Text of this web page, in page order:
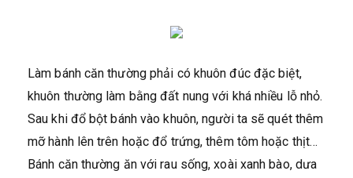
Làm bánh căn thường phải có khuôn đúc đặc biệt,
khuôn thường làm bằng đất nung với khá nhiều lỗ nhỏ.
Sau khi đổ bột bánh vào khuôn, người ta sẽ quét thêm
mỡ hành lên trên hoặc đổ trứng, thêm tôm hoặc thịt…
Bánh căn thường ăn với rau sống, xoài xanh bào, dưa